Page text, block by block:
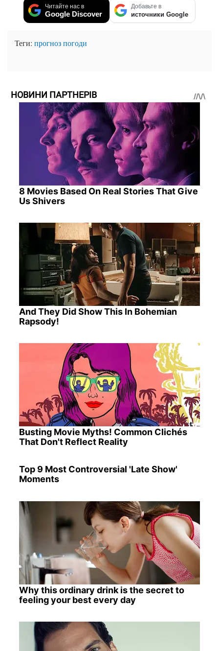
Читайте нас в
Google Discover
Добавьте в
источники Google
Теги: прогноз погоди
НОВИНИ ПАРТНЕРІВ
8 Movies Based On Real Stories That Give
Us Shivers
And They Did Show This In Bohemian
Rapsody!
Busting Movie Myths! Common Clichés
That Don't Reflect Reality
Top 9 Most Controversial 'Late Show'
Moments
Why this ordinary drink is the secret to
feeling your best every day